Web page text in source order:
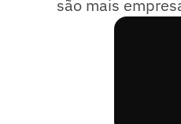
são mais